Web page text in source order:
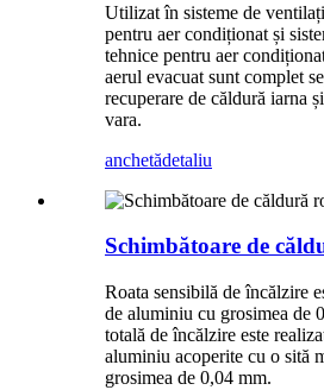
Utilizat în sisteme de
pentru aer condiționat și
tehnice pentru aer
aerul evacuat sunt complet
recuperare de căldură iarna
vara.
anchetădetaliu
Schimbătoare de
Roata sensibilă de încălzire
de aluminiu cu grosimea de
totală de încălzire este
aluminiu acoperite cu o sită
grosimea de 0,04 mm.